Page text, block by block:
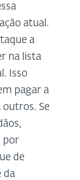
atual.
a
na lista
Isso
pagar a
outros. Se
por
de
da